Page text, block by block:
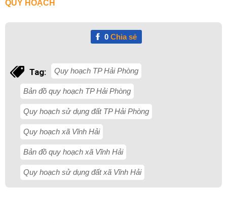
QUY HOẠCH
0Chia sẻ
Tag: Quy hoạch TP Hải Phòng
Bản đồ quy hoạch TP Hải Phòng
Quy hoạch sử dụng đất TP Hải Phòng
Quy hoạch xã Vĩnh Hải
Bản đồ quy hoạch xã Vĩnh Hải
Quy hoạch sử dụng đất xã Vĩnh Hải